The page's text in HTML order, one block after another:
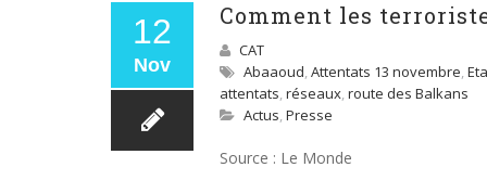
12
Nov
Comment les
CAT
Abaaoud, Attentats 13 novembre,
attentats, réseaux, route des Balkans
Actus, Presse
Source : Le Monde